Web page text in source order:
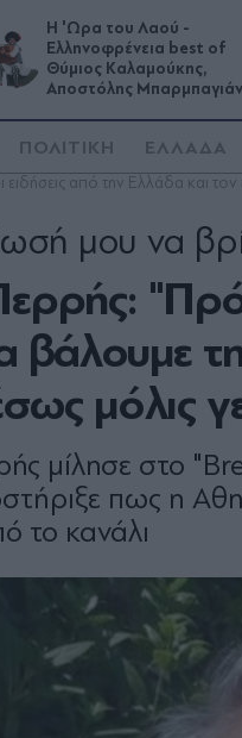
Η 'Ωρα του Λαού -
Ελληνοφρένεια best of
Θύμιος Καλαμούκης,
Αποστόλης
ΠΟΛΙΤΙΚΗ ΕΛΛΑΔΑ
ειδήσεις από την Ελλάδα και
βάλουμε
μόλις
μου να
μίλησε στο
πως η
το κανάλι